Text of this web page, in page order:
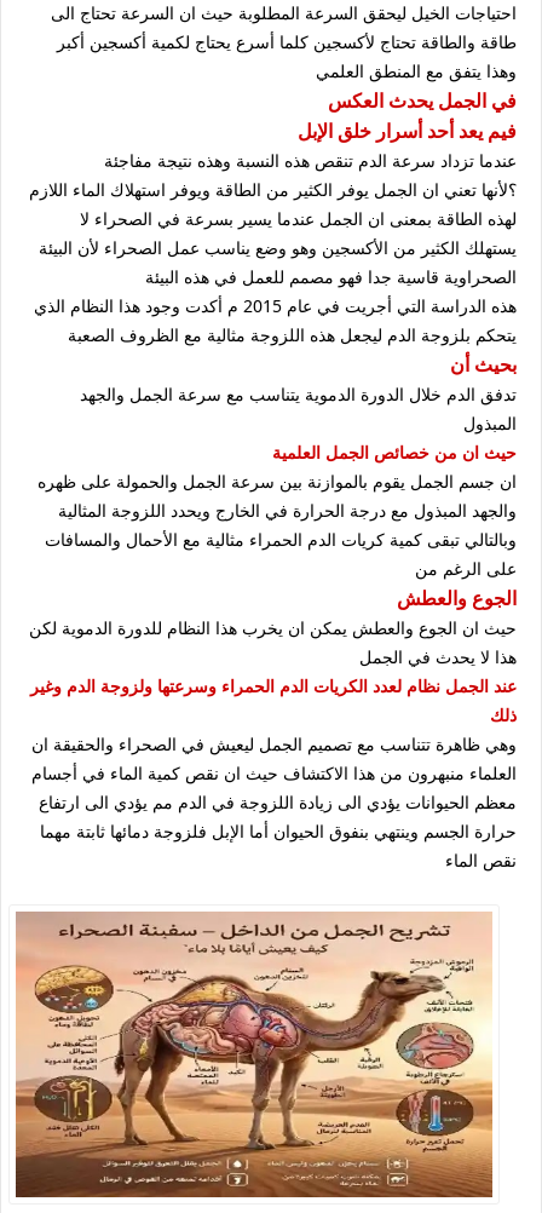
احتياجات الخيل ليحقق السرعة المطلوبة حيث ان السرعة تحتاج الى
طاقة والطاقة تحتاج لأكسجين كلما أسرع يحتاج لكمية أكسجين أكبر
وهذا يتفق مع المنطق العلمي
في الجمل يحدث العكس
فيم يعد أحد أسرار خلق الإبل
عندما تزداد سرعة الدم تنقص هذه النسبة وهذه نتيجة مفاجئة
؟لأنها تعني ان الجمل يوفر الكثير من الطاقة ويوفر استهلاك الماء اللازم
لهذه الطاقة بمعنى ان الجمل عندما يسير بسرعة في الصحراء لا
يستهلك الكثير من الأكسجين وهو وضع يناسب عمل الصحراء لأن البيئة
الصحراوية قاسية جدا فهو مصمم للعمل في هذه البيئة
هذه الدراسة التي أجريت في عام 2015 م أكدت وجود هذا النظام الذي
يتحكم بلزوجة الدم ليجعل هذه اللزوجة مثالية مع الظروف الصعبة
بحيث أن
تدفق الدم خلال الدورة الدموية يتناسب مع سرعة الجمل والجهد
المبذول
حيث ان من خصائص الجمل العلمية
ان جسم الجمل يقوم بالموازنة بين سرعة الجمل والحمولة على ظهره
والجهد المبذول مع درجة الحرارة في الخارج ويحدد اللزوجة المثالية
وبالتالي تبقى كمية كريات الدم الحمراء مثالية مع الأحمال والمسافات
على الرغم من
الجوع والعطش
حيث ان الجوع والعطش يمكن ان يخرب هذا النظام للدورة الدموية لكن
هذا لا يحدث في الجمل
عند الجمل نظام لعدد الكريات الدم الحمراء وسرعتها ولزوجة الدم وغير
ذلك
وهي ظاهرة تتناسب مع تصميم الجمل ليعيش في الصحراء والحقيقة ان
العلماء منبهرون من هذا الاكتشاف حيث ان نقص كمية الماء في أجسام
معظم الحيوانات يؤدي الى زيادة اللزوجة في الدم مم يؤدي الى ارتفاع
حرارة الجسم وينتهي بنفوق الحيوان أما الإبل فلزوجة دمائها ثابتة مهما
نقص الماء